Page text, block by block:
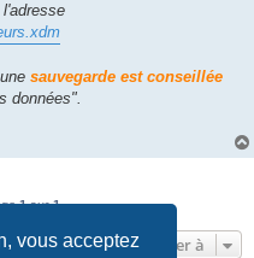
vous acceptez
sauvegarde est conseillée
données".
1sur1
Aller à